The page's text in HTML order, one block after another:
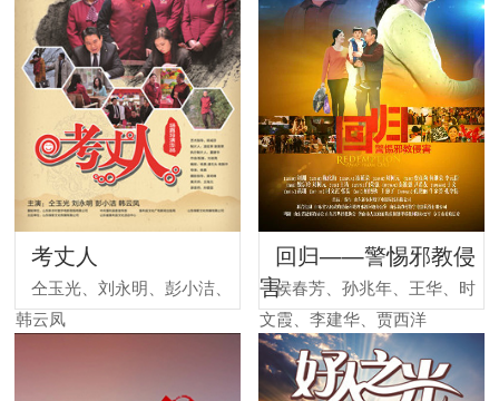
考丈人
仝玉光、刘永明、彭小洁、
韩云凤
回归——警惕邪教侵
害侯春芳、孙兆年、王华、时
文霞、李建华、贾西洋